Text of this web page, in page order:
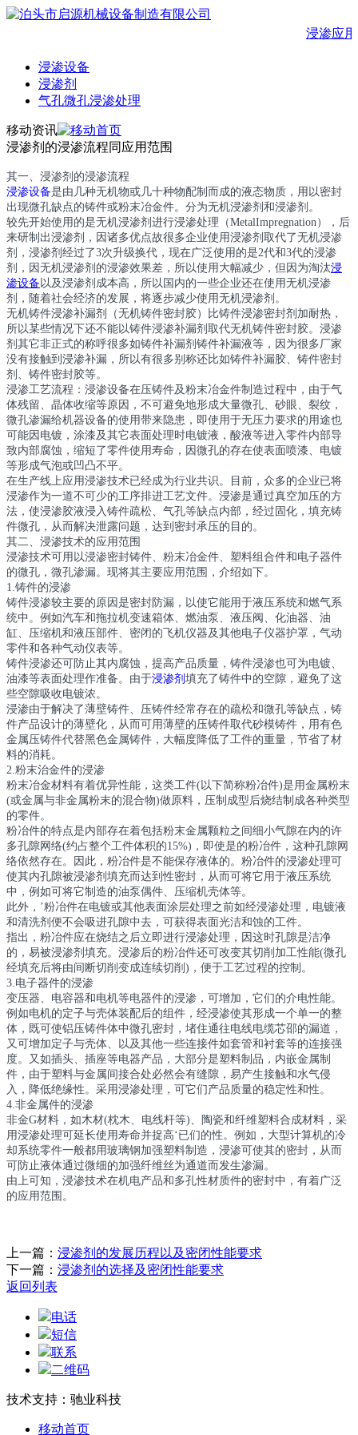
浸渗应
浸渗设备
浸渗剂
气孔微孔浸渗处理
移动资讯
浸渗剂的浸渗流程同应用范围
其一、浸渗剂的浸渗流程
浸渗设备是由几种无机物或几十种物配制而成的液态物质，用以密封
出现微孔缺点的铸件或粉末冶金件。分为无机浸渗剂和浸渗剂。
较先开始使用的是无机浸渗剂进行浸渗处理（MetalImpregnation），后
来研制出浸渗剂，因诸多优点故很多企业使用浸渗剂取代了无机浸渗
剂，浸渗剂经过了3次升级换代，现在广泛使用的是2代和3代的浸渗
剂，因无机浸渗剂的浸渗效果差，所以使用大幅减少，但因为淘汰浸
渗设备 以及浸渗剂成本高，所以国内的一些企业还在使用无机浸渗
剂，随着社会经济的发展，将逐步减少使用无机浸渗剂。
无机铸件浸渗补漏剂（无机铸件密封胶）比铸件浸渗密封剂加耐热，
所以某些情况下还不能以铸件浸渗补漏剂取代无机铸件密封胶。浸渗
剂其它非正式的称呼很多如铸件补漏剂铸件补漏液等，因为很多厂家
没有接触到浸渗补漏，所以有很多别称还比如铸件补漏胶、铸件密封
剂、铸件密封胶等。
浸渗工艺流程：浸渗设备在压铸件及粉末冶金件制造过程中，由于气
体残留、晶体收缩等原因，不可避免地形成大量微孔、砂眼、裂纹，
微孔渗漏给机器设备的使用带来隐患，即使用于无压力要求的用途也
可能因电镀，涂漆及其它表面处理时电镀液，酸液等进入零件内部导
致内部腐蚀，缩短了零件使用寿命，因微孔的存在使表面喷漆、电镀
等形成气泡或凹凸不平。
在生产线上应用浸渗技术已经成为行业共识。目前，众多的企业已将
浸渗作为一道不可少的工序排进工艺文件。浸渗是通过真空加压的方
法，使浸渗胶液浸入铸件疏松、气孔等缺点内部，经过固化，填充铸
件微孔，从而解决泄露问题，达到密封承压的目的。
其二、浸渗技术的应用范围
浸渗技术可用以浸渗密封铸件、粉末冶金件、塑料组合件和电子器件
的微孔，微孔渗漏。现将其主要应用范围，介绍如下。
1.铸件的浸渗
铸件浸渗较主要的原因是密封防漏，以使它能用于液压系统和燃气系
统中。例如汽车和拖拉机变速箱体、燃油泵、液压阀、化油器、油
缸、压缩机和液压部件、密闭的飞机仪器及其他电子仪器护罩，气动
零件和各种气动仪表等。
铸件浸渗还可防止其内腐蚀，提高产品质量，铸件浸渗也可为电镀、
油漆等表面处理作准备。由于浸渗剂 填充了铸件中的空隙，避免了这
些空隙吸收电镀浓。
浸渗由于解决了薄壁铸件、压铸件经常存在的疏松和微孔等缺点，铸
件产品设计的薄壁化，从而可用薄壁的压铸件取代砂模铸件，用有色
金属压铸件代替黑色金属铸件，大幅度降低了工件的重量，节省了材
料的消耗。
2.粉末治金件的浸渗
粉末冶金材料有着优异性能，这类工件(以下简称粉冶件)是用金属粉末
(或金属与非金属粉末的混合物)做原料，压制成型后烧结制成各种类型
的零件。
粉冶件的特点是内部存在着包括粉末金属颗粒之间细小气隙在内的许
多孔隙网络(约占整个工件体积的15%)，即使是的粉冶件，这种孔隙网
络依然存在。因此，粉冶件是不能保存液体的。粉冶件的浸渗处理可
使其内孔隙被浸渗剂填充而达到性密封，从而可将它用于液压系统
中，例如可将它制造的油泵偶件、压缩机壳体等。
此外，’粉冶件在电镀或其他表面涂层处理之前如经浸渗处理，电镀液
和清洗剂便不会吸进孔隙中去，可获得表面光洁和蚀的工件。
指出，粉冶件应在烧结之后立即进行浸渗处理，因这时孔隙是洁净
的，易被浸渗剂填充。浸渗后的粉冶件还可改变其切削加工性能(微孔
经填充后将由间断切削变成连续切削)，便于工艺过程的控制。
3.电子器件的浸渗
变压器、电容器和电机等电器件的浸渗，可增加，它们的介电性能。
例如电机的定子与壳体装配后的组件，经浸渗使其形成一个单一的整
体，既可使铝压铸件体中微孔密封，堵住通往电线电缆芯邵的漏道，
又可增加定子与壳体、以及其他一些连接件如套管和衬套等的连接强
度。又如插头、插座等电器产品，大部分是塑料制品，内嵌金属制
件，由于塑料与金属间接合处必然会有缝隙，易产生接触和水气侵
入，降低绝缘性。采用浸渗处理，可它们产品质量的稳定性和性。
4.非金属件的浸渗
非金G材料，如木材(枕木、电线杆等)、陶瓷和纤维塑料合成材料，采
用浸渗处理可延长使用寿命并捉高‘已们的性。例如，大型计算机的冷
却系统零件一般都用玻璃钢加强塑料制造，浸渗可使其的密封，从而
可防止液体通过微细的加强纤维丝为通道而发生渗漏。
由上可知，浸渗技术在机电产品和多孔性材质件的密封中，有着广泛
的应用范围。
上一篇： 浸渗剂的发展历程以及密闭性能要求
下一篇： 浸渗剂的选择及密闭性能要求
返回列表
电话
短信
联系
二维码
技术支持：驰业科技
移动首页